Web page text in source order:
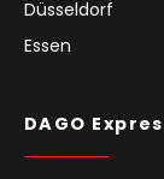
Düsseldorf
Essen
DAGO